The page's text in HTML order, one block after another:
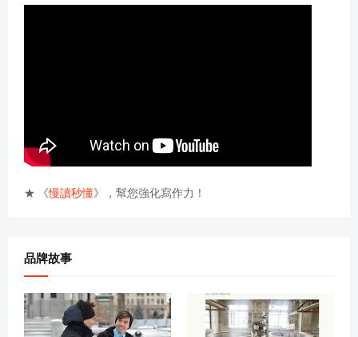
★ 《慢讀秒懂》，幫您強化寫作力！
品牌故事